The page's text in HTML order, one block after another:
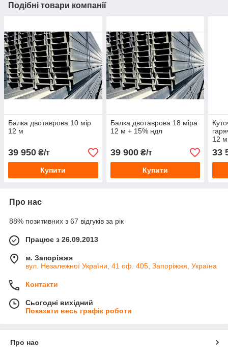
Подібні товари компанії
Балка двотаврова 10 мір
12 м
39 950 ₴/т
Купити
Балка двотаврова 18 міра
12 м + 15% ндл
39 900₴/т
Купити
12 м
33
Про нас
88% позитивних з 67 відгуків за рік
Працює з 26.09.2013
м. Запоріжжя
вул. Незалежної України, 41 оф. 405, Запоріжжя, Україна
Контакти
Сьогодні вихідний
Показати весь графік роботи
Про нас